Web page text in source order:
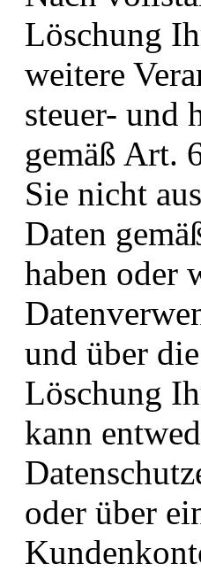
Löschung
weitere
steuer- und
gemäß Art.
Sie nicht
Daten
haben oder
und über
Löschung
kann
oder über